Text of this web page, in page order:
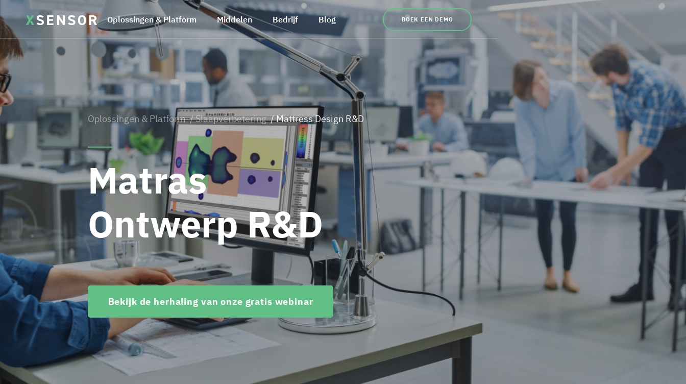
Oplossingen & Platform Middelen Bedrijf Blog BOEK EEN DEMO
Oplossingen & Platform / Slaapverbetering / Mattress Design R&D
Matras
Ontwerp R&D
Bekijk de herhaling van onze gratis webinar